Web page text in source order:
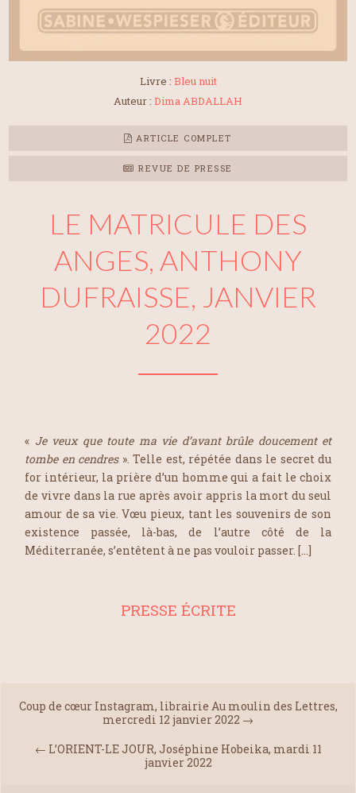
Livre : Bleu nuit
Auteur : Dima ABDALLAH
ARTICLE COMPLET
REVUE DE PRESSE
LE MATRICULE DES
ANGES, ANTHONY
DUFRAISSE, JANVIER
2022
« Je veux que toute ma vie d’avant brûle doucement et
tombe en cendres». Telle est, répétée dans le secret du
for intérieur, la prière d’un homme qui a fait le choix
de vivre dans la rue après avoir appris la mort du seul
amour de sa vie. Vœu pieux, tant les souvenirs de son
existence passée, là-bas, de l’autre côté de la
Méditerranée, s’entêtent à ne pas vouloir passer. […]
PRESSE ÉCRITE
Coup de cœur Instagram, librairie Au moulin des Lettres,
mercredi 12 janvier 2022 →
← L’ORIENT-LE JOUR, Joséphine Hobeika, mardi 11
janvier 2022